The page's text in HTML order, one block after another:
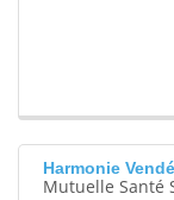
Harmonie
Mutuelle Santé